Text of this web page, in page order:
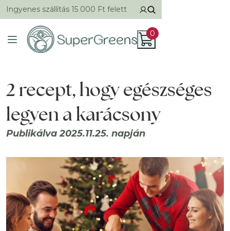
Ingyenes szállítás 15 000 Ft felett
0
2 recept, hogy egészséges
legyen a karácsony
Publikálva 2025.11.25. napján